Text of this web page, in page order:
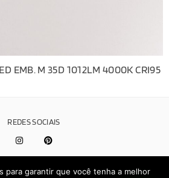
EMB. M 35D 1012LM 4000K CRI95
REDES SOCIAIS
para garantir que você tenha a melhor